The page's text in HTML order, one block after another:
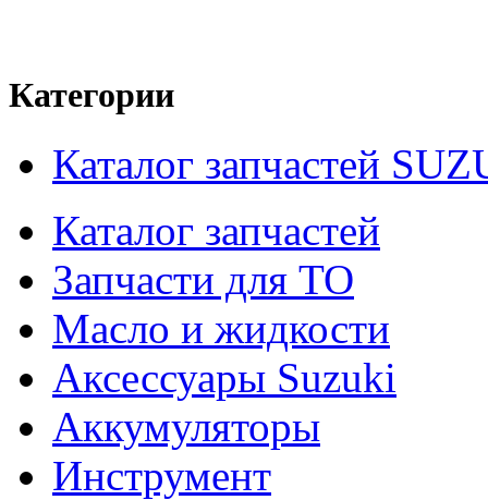
Категории
Каталог запчастей
Каталог запчастей
Запчасти для ТО
Масло и жидкости
Аксессуары Suzuki
Аккумуляторы
Инструмент